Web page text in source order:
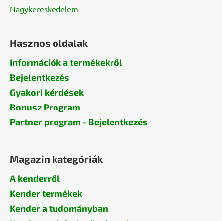
Nagykereskedelem
Hasznos oldalak
Információk a termékekről
Bejelentkezés
Gyakori kérdések
Bonusz Program
Partner program - Bejelentkezés
Magazin kategóriák
A kenderről
Kender termékek
Kender a tudományban